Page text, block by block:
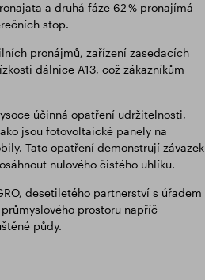
a druhá fáze 62 % pronajímá
stop.
pronájmů, zařízení zasedacích
dálnice A13, což zákazníkům
účinná opatření udržitelnosti,
jsou fotovoltaické panely na
Tato opatření demonstrují závazek
nulového čistého uhlíku.
desetiletého partnerství s úřadem
prostoru napříč
půdy.